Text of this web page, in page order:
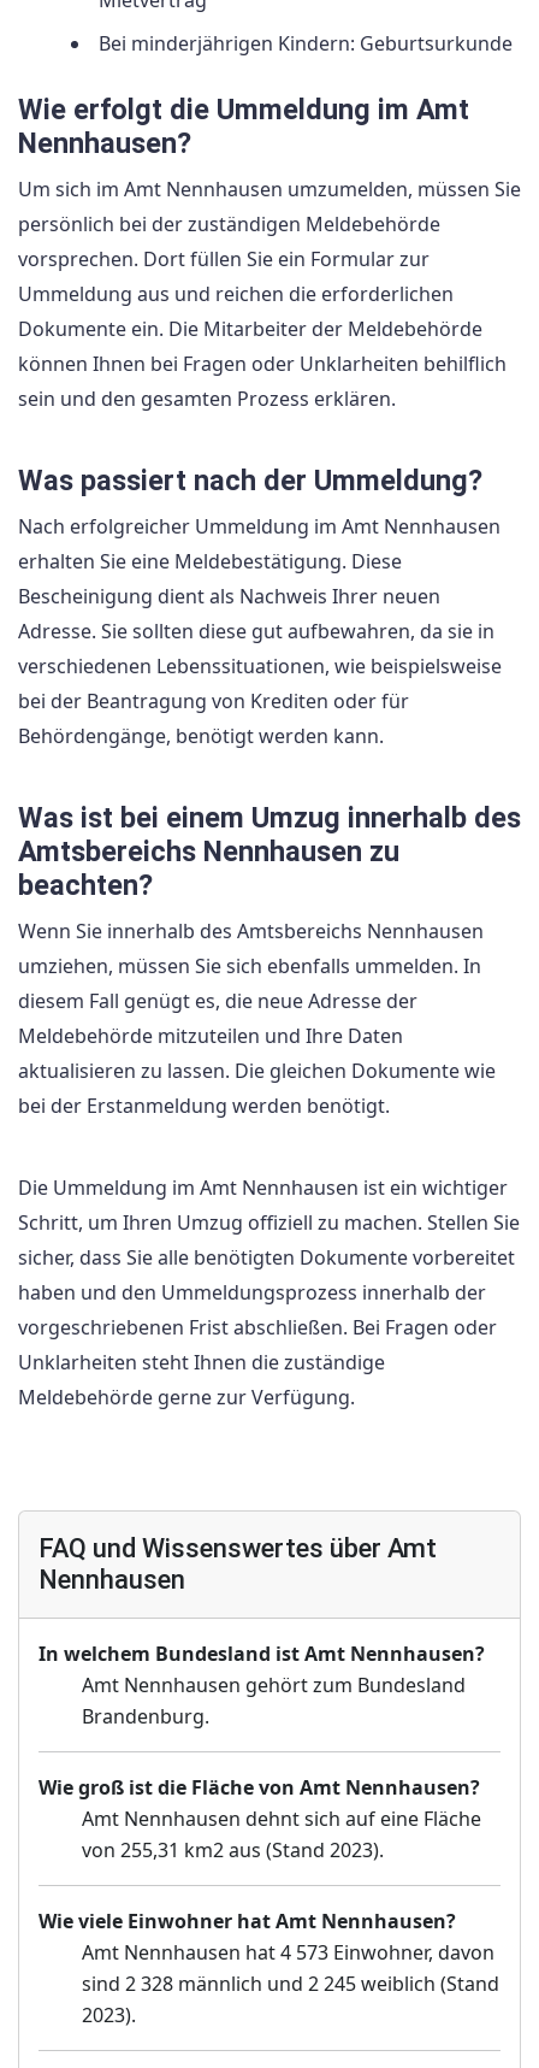
Bei minderjährigen Kindern: Geburtsurkunde
Wie erfolgt die Ummeldung im Amt
Nennhausen?
Um sich im Amt Nennhausen umzumelden, müssen Sie
persönlich bei der zuständigen Meldebehörde
vorsprechen. Dort füllen Sie ein Formular zur
Ummeldung aus und reichen die erforderlichen
Dokumente ein. Die Mitarbeiter der Meldebehörde
können Ihnen bei Fragen oder Unklarheiten behilflich
sein und den gesamten Prozess erklären.
Was passiert nach der Ummeldung?
Nach erfolgreicher Ummeldung im Amt Nennhausen
erhalten Sie eine Meldebestätigung. Diese
Bescheinigung dient als Nachweis Ihrer neuen
Adresse. Sie sollten diese gut aufbewahren, da sie in
verschiedenen Lebenssituationen, wie beispielsweise
bei der Beantragung von Krediten oder für
Behördengänge, benötigt werden kann.
Was ist bei einem Umzug innerhalb des
Amtsbereichs Nennhausen zu
beachten?
Wenn Sie innerhalb des Amtsbereichs Nennhausen
umziehen, müssen Sie sich ebenfalls ummelden. In
diesem Fall genügt es, die neue Adresse der
Meldebehörde mitzuteilen und Ihre Daten
aktualisieren zu lassen. Die gleichen Dokumente wie
bei der Erstanmeldung werden benötigt.
Die Ummeldung im Amt Nennhausen ist ein wichtiger
Schritt, um Ihren Umzug offiziell zu machen. Stellen Sie
sicher, dass Sie alle benötigten Dokumente vorbereitet
haben und den Ummeldungsprozess innerhalb der
vorgeschriebenen Frist abschließen. Bei Fragen oder
Unklarheiten steht Ihnen die zuständige
Meldebehörde gerne zur Verfügung.
FAQ und Wissenswertes über Amt
Nennhausen
In welchem Bundesland ist Amt Nennhausen?
Amt Nennhausen gehört zum Bundesland
Brandenburg.
Wie groß ist die Fläche von Amt Nennhausen?
Amt Nennhausen dehnt sich auf eine Fläche
von 255,31 km2 aus (Stand 2023).
Wie viele Einwohner hat Amt Nennhausen?
Amt Nennhausen hat 4 573 Einwohner, davon
sind 2 328 männlich und 2 245 weiblich (Stand
2023).